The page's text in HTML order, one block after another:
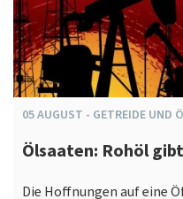
05AUGUST - GETREIDE UND
Ölsaaten: Rohöl
Die Hoffnungen auf eine